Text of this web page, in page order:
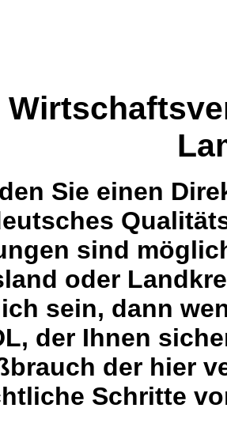
Sie einen
sind
oder
sein, dann
der Ihnen
der hier
Schritte